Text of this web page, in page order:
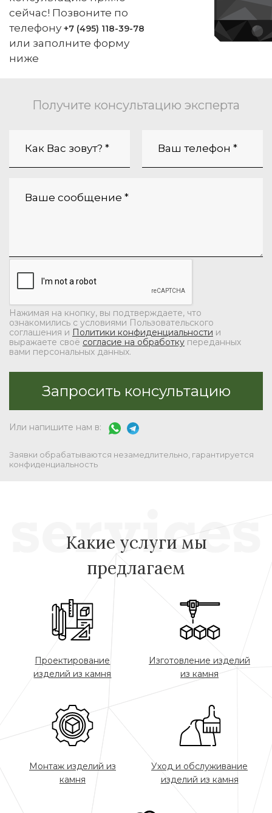
сейчас! Позвоните по
телефону +7 (495) 118-39-78
или заполните форму
ниже
Получите консультацию эксперта
Нажимая на кнопку, вы подтверждаете, что
ознакомились с условиями Пользовательского
соглашения и Политики конфиденциальности и
выражаете своё согласие на обработкупереданных
вами персональных данных.
Или напишите нам в:
Заявки обрабатываются незамедлительно, гарантируется
конфиденциальность
Какие услуги мы
предлагаем
Проектирование
изделий из камня
Изготовление изделий
из камня
Монтаж изделий из
камня
Уход и обслуживание
изделий из камня